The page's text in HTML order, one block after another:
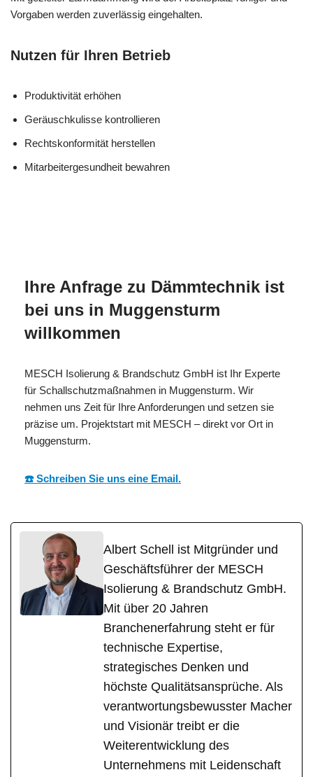
Vorgaben werden zuverlässig eingehalten.
Nutzen für Ihren Betrieb
Produktivität erhöhen
Geräuschkulisse kontrollieren
Rechtskonformität herstellen
Mitarbeitergesundheit bewahren
Ihre Anfrage zu Dämmtechnik ist
bei uns in Muggensturm
willkommen
MESCH Isolierung & Brandschutz GmbH ist Ihr Experte
für Schallschutzmaßnahmen in Muggensturm. Wir
nehmen uns Zeit für Ihre Anforderungen und setzen sie
präzise um. Projektstart mit MESCH – direkt vor Ort in
Muggensturm.
☎️ Schreiben Sie uns eine Email.
Albert Schell ist Mitgründer und
Geschäftsführer der MESCH
Isolierung & Brandschutz GmbH.
Mit über 20 Jahren
Branchenerfahrung steht er für
technische Expertise,
strategisches Denken und
höchste Qualitätsansprüche. Als
verantwortungsbewusster Macher
und Visionär treibt er die
Weiterentwicklung des
Unternehmens mit Leidenschaft